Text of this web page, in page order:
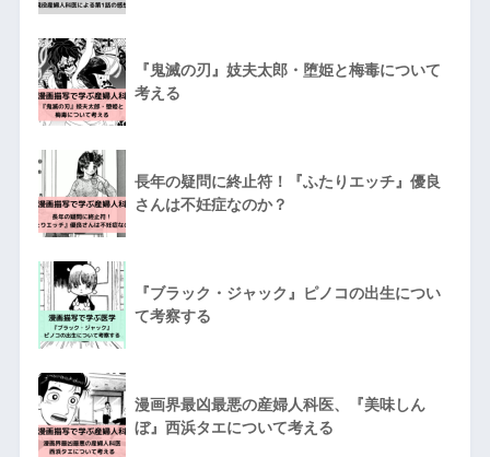
『鬼滅の刃』妓夫太郎・堕姫と梅毒について
考える
長年の疑問に終止符！『ふたりエッチ』優良
さんは不妊症なのか？
『ブラック・ジャック』ピノコの出生につい
て考察する
漫画界最凶最悪の産婦人科医、『美味しん
ぼ』西浜タエについて考える